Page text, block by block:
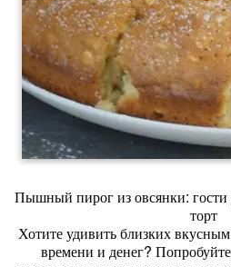
Пышный пирог из овсянки: гости
торт
Хотите удивить близких
времени и денег?